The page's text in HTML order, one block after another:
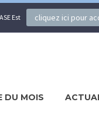
Est cliquez ici pour
DU MOIS